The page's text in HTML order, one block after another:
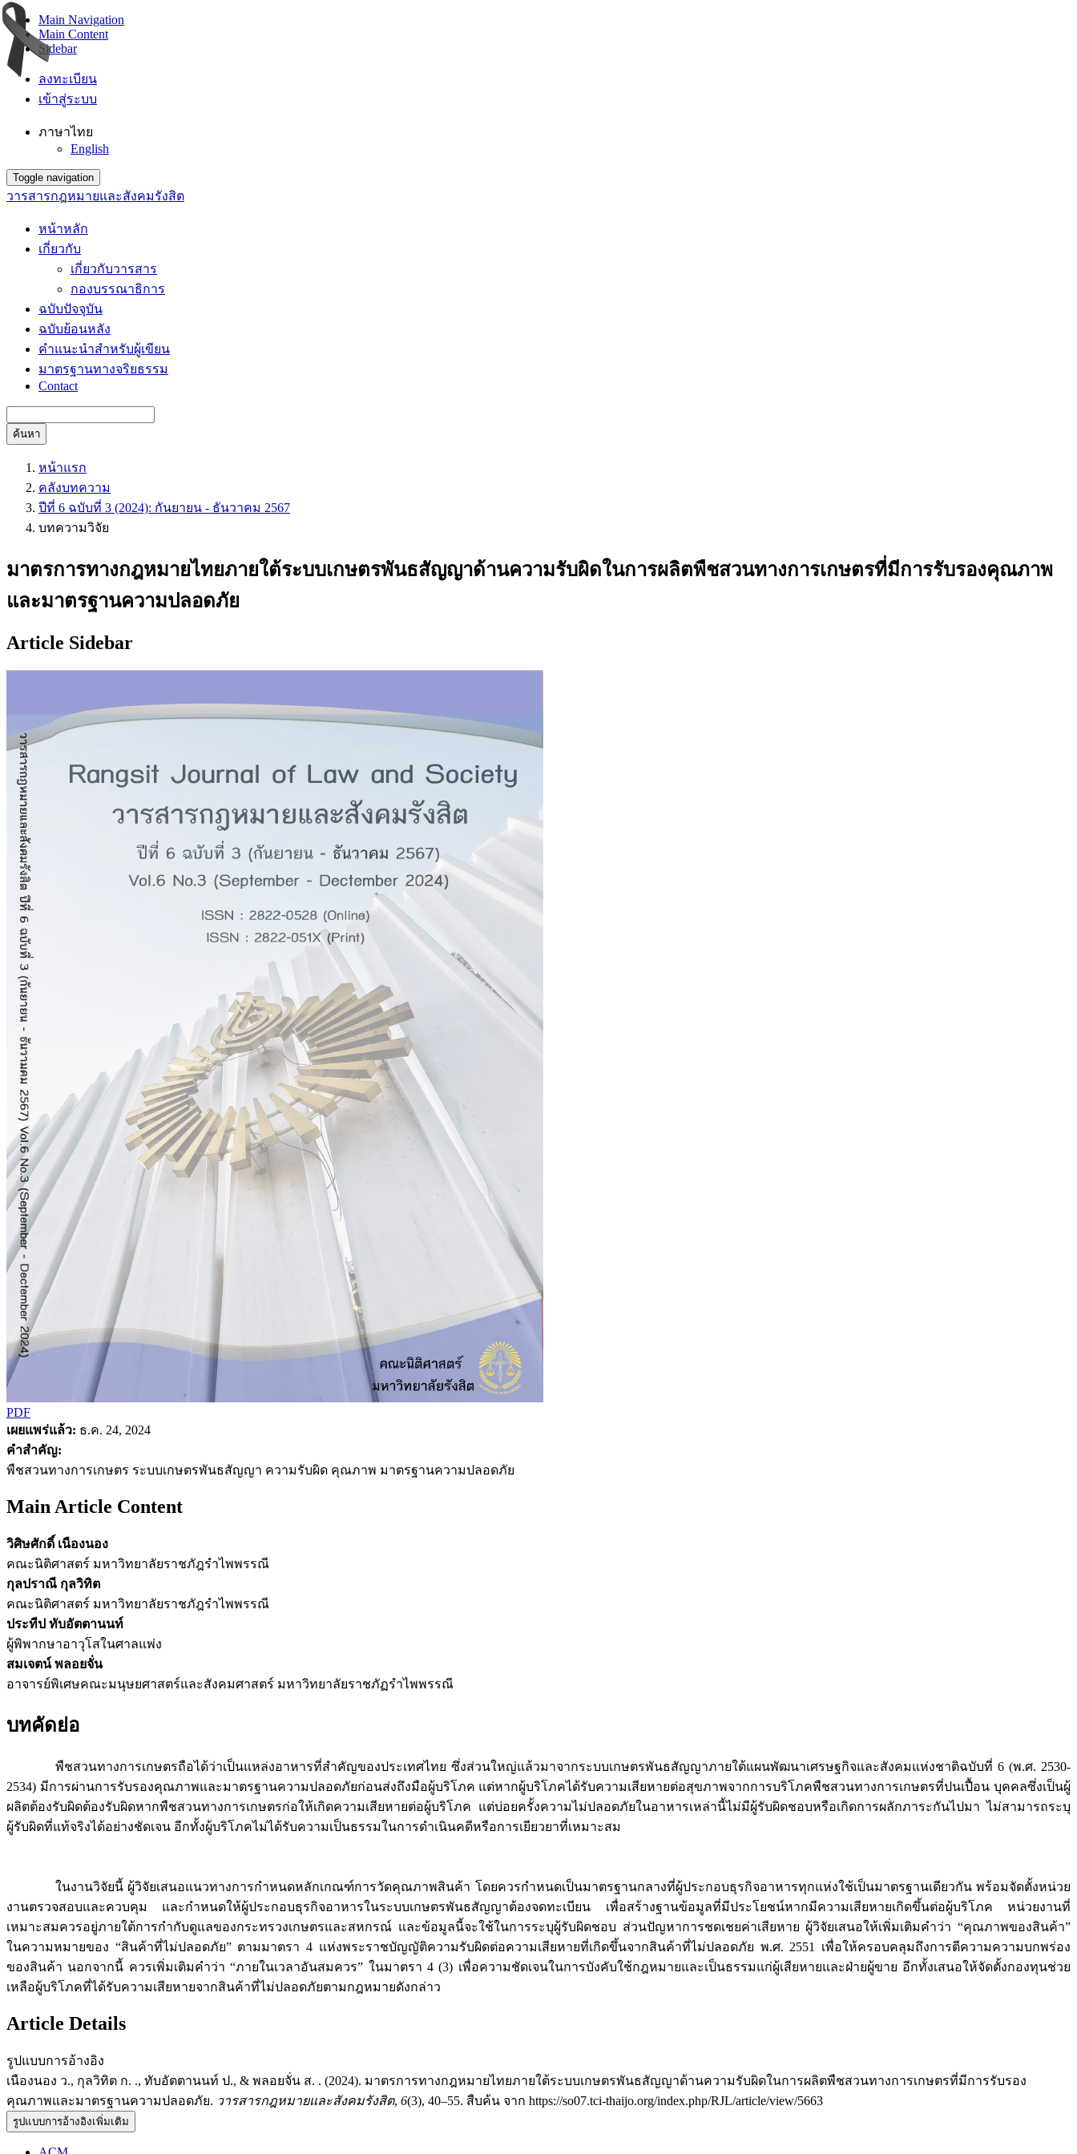
Main Navigation
Main Content
Sidebar
ลงทะเบียน
เข้าสู่ระบบ
ภาษาไทย
English
Toggle navigation
วารสารกฎหมายและสังคมรังสิต
หน้าหลัก
เกี่ยวกับ
เกี่ยวกับวารสาร
กองบรรณาธิการ
ฉบับปัจจุบัน
ฉบับย้อนหลัง
คำแนะนำสำหรับผู้เขียน
มาตรฐานทางจริยธรรม
Contact
ค้นหา
หน้าแรก
คลังบทความ
ปีที่ 6 ฉบับที่ 3 (2024): กันยายน - ธันวาคม 2567
บทความวิจัย
มาตรการทางกฎหมายไทยภายใต้ระบบเกษตรพันธสัญญาด้านความรับผิดในการผลิตพืชสวนทางการเกษตรที่มีการรับรองคุณภาพ
และมาตรฐานความปลอดภัย
Article Sidebar
PDF
เผยแพร่แล้ว: ธ.ค. 24, 2024
คำสำคัญ:
พืชสวนทางการเกษตร ระบบเกษตรพันธสัญญา ความรับผิด คุณภาพ มาตรฐานความปลอดภัย
Main Article Content
วิศิษศักดิ์ เนืองนอง
คณะนิติศาสตร์ มหาวิทยาลัยราชภัฎรำไพพรรณี
กุลปราณี กุลวิทิต
คณะนิติศาสตร์ มหาวิทยาลัยราชภัฎรำไพพรรณี
ประทีป ทับอัตตานนท์
ผู้พิพากษาอาวุโสในศาลแพ่ง
สมเจตน์ พลอยจั่น
อาจารย์พิเศษคณะมนุษยศาสตร์และสังคมศาสตร์ มหาวิทยาลัยราชภัฏรำไพพรรณี
บทคัดย่อ
พืชสวนทางการเกษตรถือได้ว่าเป็นแหล่งอาหารที่สำคัญของประเทศไทย ซึ่งส่วนใหญ่แล้วมาจากระบบเกษตรพันธสัญญาภายใต้แผนพัฒนาเศรษฐกิจและสังคมแห่งชาติฉบับที่ 6 (พ.ศ. 2530-
2534) มีการผ่านการรับรองคุณภาพและมาตรฐานความปลอดภัยก่อนส่งถึงมือผู้บริโภค แต่หากผู้บริโภคได้รับความเสียหายต่อสุขภาพจากการบริโภคพืชสวนทางการเกษตรที่ปนเปื้อน บุคคลซึ่งเป็นผู้
ผลิตต้องรับผิดต้องรับผิดหากพืชสวนทางการเกษตรก่อให้เกิดความเสียหายต่อผู้บริโภค แต่บ่อยครั้งความไม่ปลอดภัยในอาหารเหล่านี้ไม่มีผู้รับผิดชอบหรือเกิดการผลักภาระกันไปมา ไม่สามารถระบุ
ผู้รับผิดที่แท้จริงได้อย่างชัดเจน อีกทั้งผู้บริโภคไม่ได้รับความเป็นธรรมในการดำเนินคดีหรือการเยียวยาที่เหมาะสม
ในงานวิจัยนี้ ผู้วิจัยเสนอแนวทางการกำหนดหลักเกณฑ์การวัดคุณภาพสินค้า โดยควรกำหนดเป็นมาตรฐานกลางที่ผู้ประกอบธุรกิจอาหารทุกแห่งใช้เป็นมาตรฐานเดียวกัน พร้อมจัดตั้งหน่วย
งานตรวจสอบและควบคุม และกำหนดให้ผู้ประกอบธุรกิจอาหารในระบบเกษตรพันธสัญญาต้องจดทะเบียน เพื่อสร้างฐานข้อมูลที่มีประโยชน์หากมีความเสียหายเกิดขึ้นต่อผู้บริโภค หน่วยงานที่
เหมาะสมควรอยู่ภายใต้การกำกับดูแลของกระทรวงเกษตรและสหกรณ์ และข้อมูลนี้จะใช้ในการระบุผู้รับผิดชอบ ส่วนปัญหาการชดเชยค่าเสียหาย ผู้วิจัยเสนอให้เพิ่มเติมคำว่า “คุณภาพของสินค้า”
ในความหมายของ “สินค้าที่ไม่ปลอดภัย” ตามมาตรา 4 แห่งพระราชบัญญัติความรับผิดต่อความเสียหายที่เกิดขึ้นจากสินค้าที่ไม่ปลอดภัย พ.ศ. 2551 เพื่อให้ครอบคลุมถึงการตีความความบกพร่อง
ของสินค้า นอกจากนี้ ควรเพิ่มเติมคำว่า “ภายในเวลาอันสมควร” ในมาตรา 4 (3) เพื่อความชัดเจนในการบังคับใช้กฎหมายและเป็นธรรมแก่ผู้เสียหายและฝ่ายผู้ขาย อีกทั้งเสนอให้จัดตั้งกองทุนช่วย
เหลือผู้บริโภคที่ได้รับความเสียหายจากสินค้าที่ไม่ปลอดภัยตามกฎหมายดังกล่าว
Article Details
รูปแบบการอ้างอิง
เนืองนอง ว., กุลวิทิต ก. ., ทับอัตตานนท์ ป., & พลอยจั่น ส. . (2024). มาตรการทางกฎหมายไทยภายใต้ระบบเกษตรพันธสัญญาด้านความรับผิดในการผลิตพืชสวนทางการเกษตรที่มีการรับรอง
คุณภาพและมาตรฐานความปลอดภัย. วารสารกฎหมายและสังคมรังสิต, 6(3), 40–55. สืบค้น จาก https://so07.tci-thaijo.org/index.php/RJL/article/view/5663
รูปแบบการอ้างอิงเพิ่มเติม